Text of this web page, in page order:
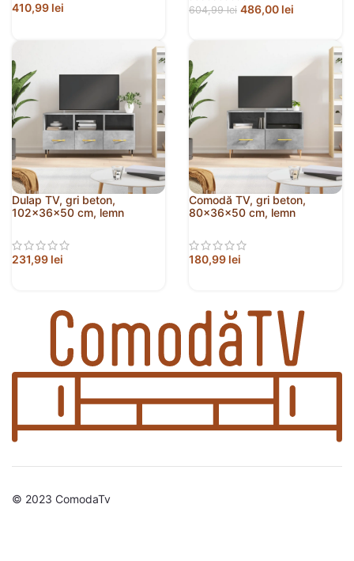
410,99 lei 604,99lei 486,00 lei
Dulap TV, gri beton,
102x36x50 cm, lemn
231,99 lei
Comodă TV, gri beton,
80x36x50 cm, lemn
180,99 lei
© 2023 ComodaTv